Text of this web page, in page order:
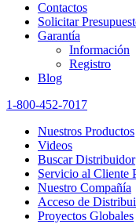
Contactos
Solicitar
Garantía
Información
Registro
Blog
1-800-452-7017
Nuestros Productos
Videos
Buscar Distribuidor
Servicio al Cliente
Nuestro Compañía
Acceso de
Proyectos Globales